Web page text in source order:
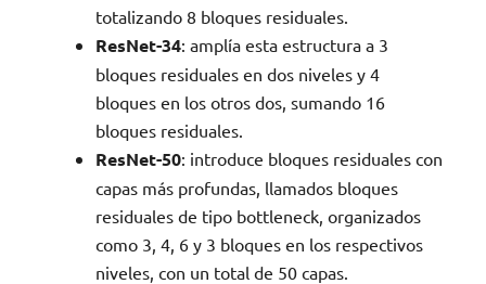
totalizando 8 bloques residuales.
ResNet-34: amplía esta estructura a 3
bloques residuales en dos niveles y 4
bloques en los otros dos, sumando 16
bloques residuales.
ResNet-50: introduce bloques residuales con
capas más profundas, llamados bloques
residuales de tipo bottleneck, organizados
como 3, 4, 6 y 3 bloques en los respectivos
niveles, con un total de 50 capas.